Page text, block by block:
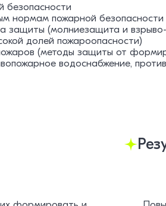
безопасности
нормам пожарной безопасности
защиты (молниезащита и
долей пожароопасности)
(методы защиты от
водоснабжение,